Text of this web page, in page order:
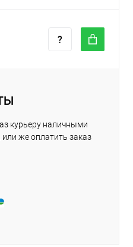
курьеру наличными
или же оплатить заказ